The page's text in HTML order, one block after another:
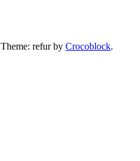
Theme: refur by Crocoblock.